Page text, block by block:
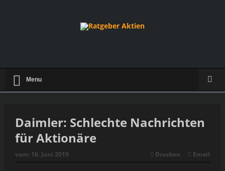
Menu
Daimler: Schlechte Nachrichten
für Aktionäre
vom: 16. Juni 2019 Drucken Email